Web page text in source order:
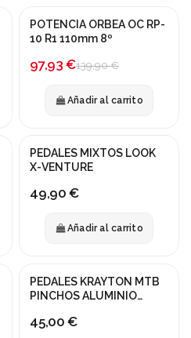
¡En oferta!
POTENCIA ORBEA OC RP-
10 R1 110mm 8º
97,93 €139,90 €
Añadir al carrito
PEDALES MIXTOS LOOK
X-VENTURE
49,90 €
Añadir al carrito
PEDALES KRAYTON MTB
PINCHOS ALUMINIO
45,00 €